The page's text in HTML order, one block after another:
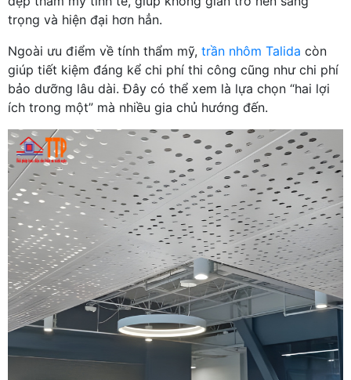
trọng và hiện đại hơn hẳn.
Ngoài ưu điểm về tính thẩm mỹ, trần nhôm Talida còn
giúp tiết kiệm đáng kể chi phí thi công cũng như chi phí
bảo dưỡng lâu dài. Đây có thể xem là lựa chọn “hai lợi
ích trong một” mà nhiều gia chủ hướng đến.